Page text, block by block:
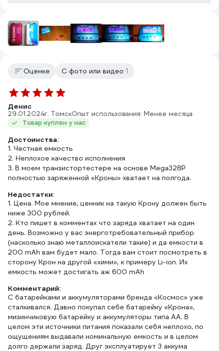
Оценке С фото или видео 1
Денис
29.01.2024г. ТомскОпыт использования: Менее месяца
Товар куплен у нас
Достоинства:
1. Честная емкость
2. Неплохое качество исполнения
3. В моем транзистортестере на основе Mega328P
Недостатки:
1. Цена. Мое мнение, ценник на такую Крону должен быть
ниже 300 рублей.
2. Кто пишет в комментах что заряда хватает на один
день. Возможно у вас энерготребовательный прибор
(насколько знаю металлоискатели такие) и да емкости в
200 mAh вам будет мало. Тогда вам стоит посмотреть в
сторону Крон на другой «хими», к примеру Li-ion. Их
Комментарий:
С батарейками и аккумуляторами бренда «Космос» уже
сталкивался. Давно покупал себе батарейку «Крона»,
мизинчиковую батарейку и аккумуляторы типа АА. В
целом эти источники питания показали себя неплохо, по
ощущениям выдавали номинальную емкость и в целом
долго держали заряд. Друг эксплуатирует 3 аккума